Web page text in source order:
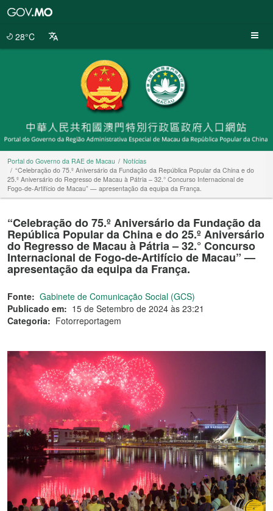
28°C
Portal do Governo da RAE de Macau
Notícias
“Celebração do 75.º Aniversário da Fundação da República Popular da China e do
25.º Aniversário do Regresso de Macau à Pátria – 32.° Concurso Internacional de
Fogo-de-Artifício de Macau” — apresentação da equipa da França.
“Celebração do 75.º Aniversário da Fundação da
República Popular da China e do 25.º Aniversário
do Regresso de Macau à Pátria – 32.° Concurso
Internacional de Fogo-de-Artifício de Macau” —
apresentação da equipa da França.
Fonte: Gabinete de Comunicação Social (GCS)
Publicado em: 15 de Setembro de 2024 às 23:21
Categoria: Fotorreportagem